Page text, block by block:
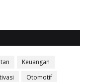
Keuangan
Otomotif